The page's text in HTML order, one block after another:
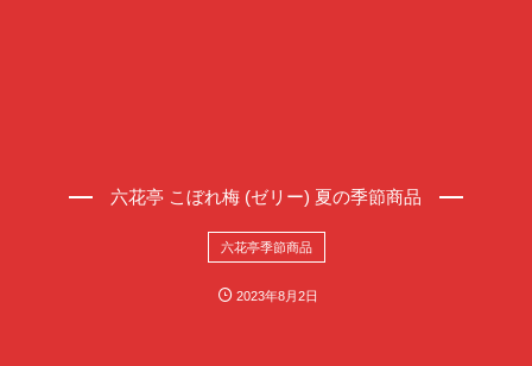
六花亭 こぼれ梅 (ゼリー) 夏の季節商品
六花亭季節商品
2023年8月2日